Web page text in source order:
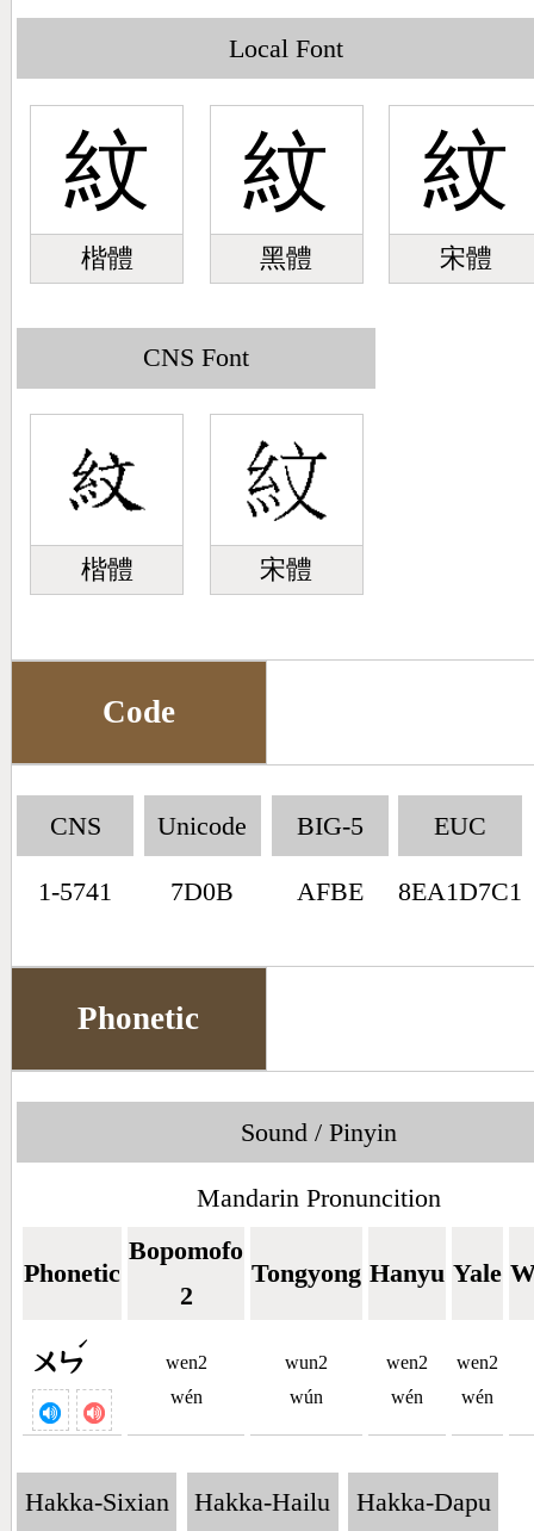
Pinyin Word Index
Local Font
紋
楷體
紋
黑體
紋
宋體
CNS Font
楷體 宋體
Code
CNS
1-5741
Unicode
7D0B
BIG-5
AFBE
EUC
8EA1D7C1
Phonetic
Sound / Pinyin
Mandarin Pronuncition
Phonetic
Bopomofo
2
Tongyong Hanyu Yale
ㄨㄣ
ˊ
wen2
wén
wun2
wún
wen2
wén
wen2
wén
Hakka-Sixian Hakka-Hailu Hakka-Dapu